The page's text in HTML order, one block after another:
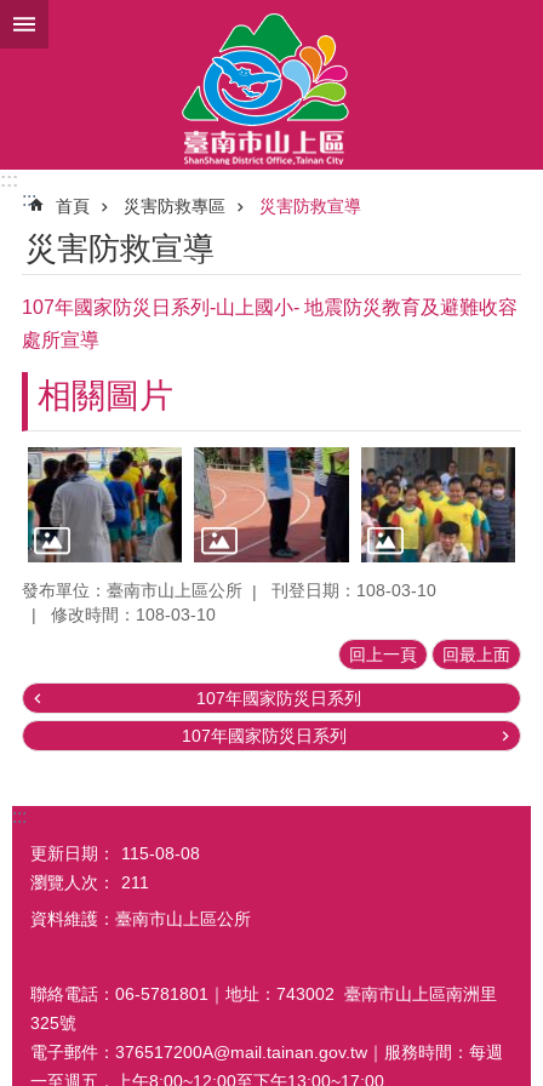
跳到主要內容區塊
:::
:::
首頁 災害防救專區 災害防救宣導
災害防救宣導
107年國家防災日系列-山上國小- 地震防災教育及避難收容
處所宣導
相關圖片
發布單位：臺南市山上區公所
刊登日期：108-03-10
修改時間：108-03-10
回上一頁 回最上面
107年國家防災日系列
107年國家防災日系列
:::
更新日期：
115-08-08
瀏覽人次：
211
資料維護：臺南市山上區公所
聯絡電話：06-5781801｜地址：743002 臺南市山上區南洲里
325號
電子郵件：376517200A@mail.tainan.gov.tw｜服務時間：每週
一至週五，上午8:00~12:00至下午13:00~17:00